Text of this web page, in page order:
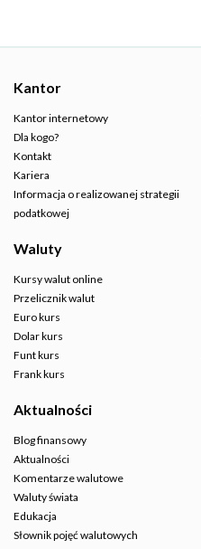
Kantor
Kantor internetowy
Dla kogo?
Kontakt
Kariera
Informacja o realizowanej strategii
podatkowej
Waluty
Kursy walut online
Przelicznik walut
Euro kurs
Dolar kurs
Funt kurs
Frank kurs
Aktualności
Blog finansowy
Aktualności
Komentarze walutowe
Waluty świata
Edukacja
Słownik pojęć walutowych